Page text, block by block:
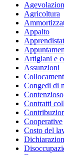
Agricoltura
Appalto
Artigiani e
Assunzioni
Congedi di
Contratti
Cooperative
Costo del